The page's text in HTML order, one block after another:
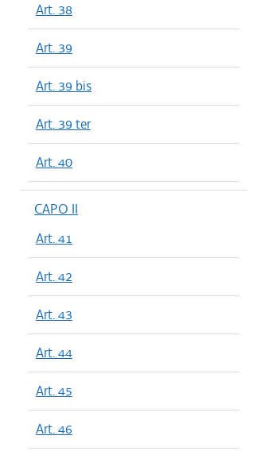
Art. 38
Art. 39
Art. 39 bis
Art. 39 ter
Art. 40
CAPO II
Art. 41
Art. 42
Art. 43
Art. 44
Art. 45
Art. 46